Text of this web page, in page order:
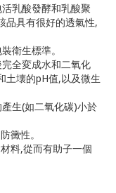
乳酸發酵和乳酸聚
品具有很好的透氣性,
衛生標準。
完全変成水和二氧化
土壊的pH值,以及微生
生(如二氧化碳)小於
黴性。
料,從而有助子一個